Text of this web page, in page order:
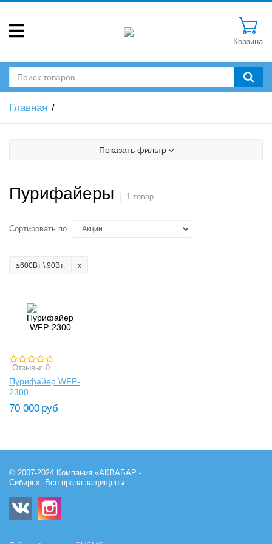
Корзина
Главная
Показать фильтр
Пурифайеры 1 товар
Сортировать по
≤600Вт \ 90Вт.
Отзывы: 0
Пурифайер WFP-
2300
70 000 руб
© 2007-2024 Компания «АКВАБАР -
Сибирь». Все права защищены.